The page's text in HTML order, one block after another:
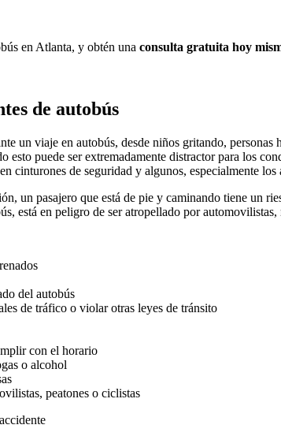
en Atlanta, y obtén una consulta gratuita hoy
de autobús
un viaje en autobús, desde niños gritando,
esto puede ser extremadamente distractor para los
cinturones de seguridad y algunos, especialmente
un pasajero que está de pie y caminando tiene un
está en peligro de ser atropellado por
del autobús
de tráfico o violar otras leyes de tránsito
con el horario
o alcohol
peatones o ciclistas